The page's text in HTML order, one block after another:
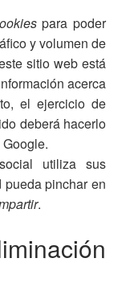
para poder
y volumen de
sitio web está
acerca
el ejercicio de
deberá hacerlo
utiliza sus
pinchar en
.